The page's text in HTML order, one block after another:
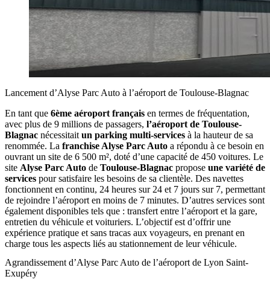
Lancement d’Alyse Parc Auto à l’aéroport de Toulouse-Blagnac
En tant que 6ème aéroport français en termes de fréquentation,
avec plus de 9 millions de passagers, l’aéroport de Toulouse-
Blagnac nécessitait un parking multi-services à la hauteur de sa
renommée. La franchise Alyse Parc Auto a répondu à ce besoin en
ouvrant un site de 6 500 m², doté d’une capacité de 450 voitures. Le
site Alyse Parc Auto de Toulouse-Blagnac propose une variété de
services pour satisfaire les besoins de sa clientèle. Des navettes
fonctionnent en continu, 24 heures sur 24 et 7 jours sur 7, permettant
de rejoindre l’aéroport en moins de 7 minutes. D’autres services sont
également disponibles tels que : transfert entre l’aéroport et la gare,
entretien du véhicule et voituriers. L’objectif est d’offrir une
expérience pratique et sans tracas aux voyageurs, en prenant en
charge tous les aspects liés au stationnement de leur véhicule.
Agrandissement d’Alyse Parc Auto de l’aéroport de Lyon Saint-
Exupéry